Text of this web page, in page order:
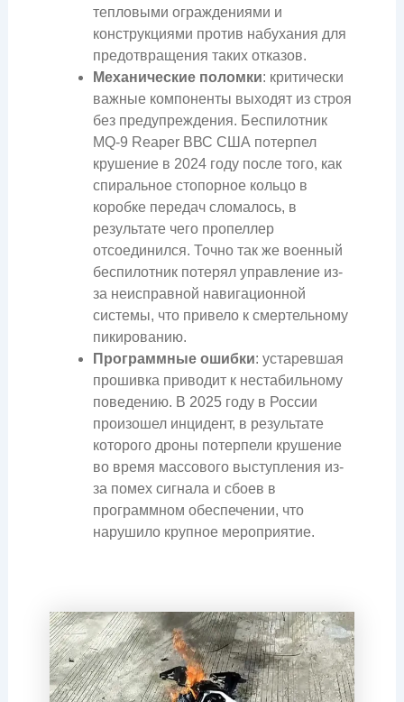
тепловыми ограждениями и
конструкциями против набухания для
предотвращения таких отказов.
Механические поломки: критически
важные компоненты выходят из строя
без предупреждения. Беспилотник
MQ-9 Reaper ВВС США потерпел
крушение в 2024 году после того, как
спиральное стопорное кольцо в
коробке передач сломалось, в
результате чего пропеллер
отсоединился. Точно так же военный
беспилотник потерял управление из-
за неисправной навигационной
системы, что привело к смертельному
пикированию.
Программные ошибки: устаревшая
прошивка приводит к нестабильному
поведению. В 2025 году в России
произошел инцидент, в результате
которого дроны потерпели крушение
во время массового выступления из-
за помех сигнала и сбоев в
программном обеспечении, что
нарушило крупное мероприятие.